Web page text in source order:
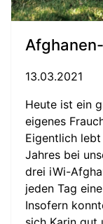
13.03.2021
Heute ist ein
eigenes
Eigentlich
Jahres bei
drei iWi-
jeden Tag
Insofern